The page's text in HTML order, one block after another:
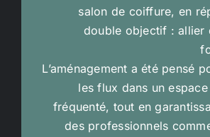
salon de coiffure, en
double objectif : allier
L’aménagement a été pensé
les flux dans un
fréquenté, tout en
des professionnels